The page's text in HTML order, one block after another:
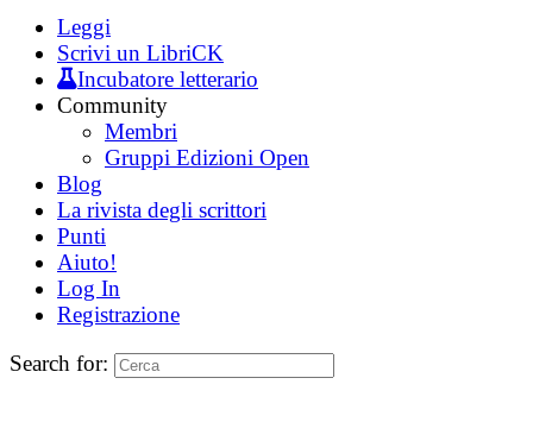
Leggi
Scrivi un LibriCK
Incubatore letterario
Community
Membri
Gruppi Edizioni Open
Blog
La rivista degli scrittori
Punti
Aiuto!
Log In
Registrazione
Search for: